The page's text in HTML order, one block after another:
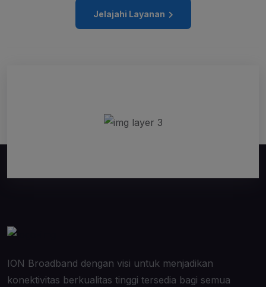
Jelajahi Layanan
ION Broadband dengan visi untuk menjadikan
konektivitas berkualitas tinggi tersedia bagi semua